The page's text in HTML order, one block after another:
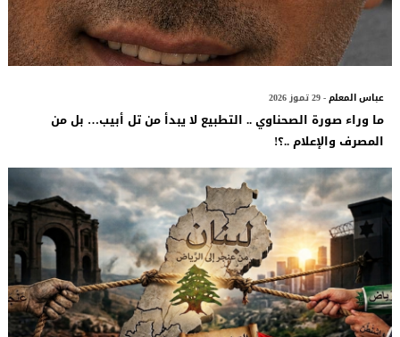
عباس المعلم- 29 تموز 2026
ما وراء صورة الصحناوي .. التطبيع لا يبدأ من تل أبيب… بل من
المصرف والإعلام ..؟!